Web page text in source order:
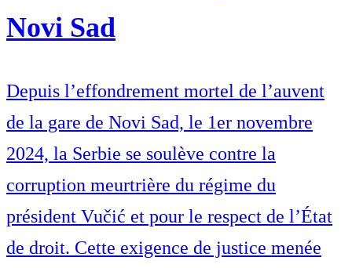
Novi Sad
Depuis l’effondrement mortel de l’auvent
de la gare de Novi Sad, le 1er novembre
2024, la Serbie se soulève contre la
corruption meurtrière du régime du
président Vučić et pour le respect de l’État
de droit. Cette exigence de justice menée